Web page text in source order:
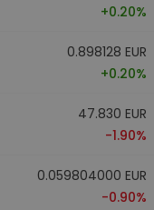
+0.20%
0.898128 EUR
+0.20%
47.830 EUR
-1.90%
0.059804000 EUR
-0.90%